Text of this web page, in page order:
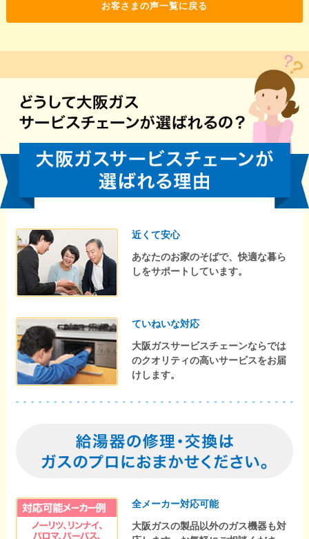
お客さまの声一覧に戻る
近くて安心
あなたのお家のそばで、快適な暮ら
しをサポートしています。
ていねいな対応
大阪ガスサービスチェーンならでは
のクオリティの高いサービスをお届
けします。
全メーカー対応可能
大阪ガスの製品以外のガス機器も対